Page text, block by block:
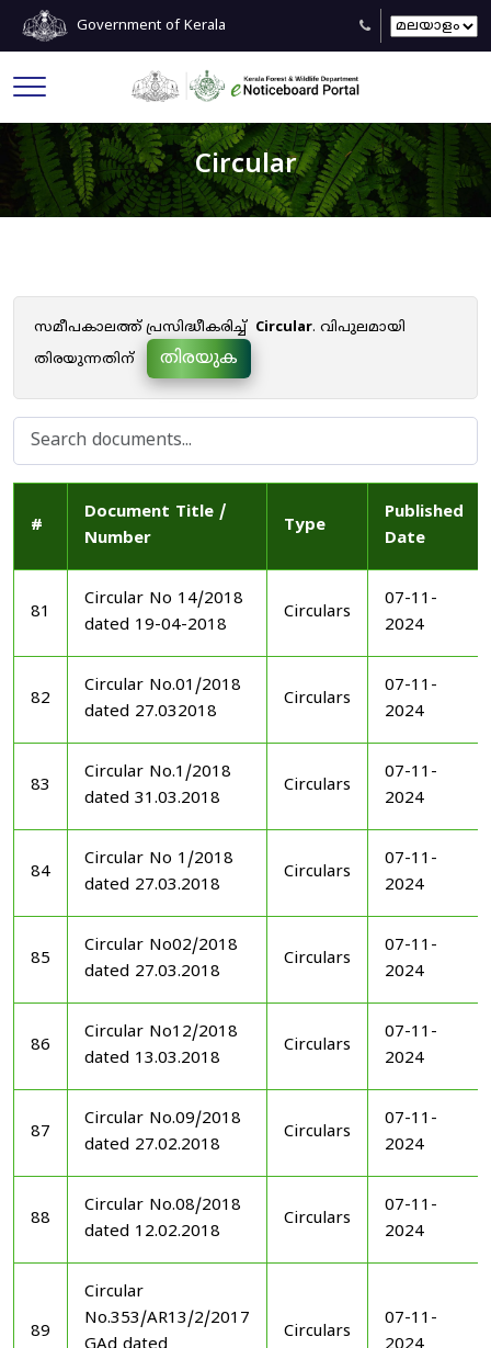
Government of Kerala
Circular
സമീപകാലത്ത് പ്രസിദ്ധീകരിച്ച് Circular. വിപുലമായി
തിരയുന്നതിന്
തിരയുക
#
Document Title /
Number
Type
Published
Date
81
Circular No 14/2018
dated 19-04-2018
Circulars
07-11-
2024
82
Circular No.01/2018
dated 27.032018
Circulars
07-11-
2024
83
Circular No.1/2018
dated 31.03.2018
Circulars
07-11-
2024
84
Circular No 1/2018
dated 27.03.2018
Circulars
07-11-
2024
85
Circular No02/2018
dated 27.03.2018
Circulars
07-11-
2024
86
Circular No12/2018
dated 13.03.2018
Circulars
07-11-
2024
87
Circular No.09/2018
dated 27.02.2018
Circulars
07-11-
2024
88
Circular No.08/2018
dated 12.02.2018
Circulars
07-11-
2024
89
Circular
No.353/AR13/2/2017
Circulars
07-11-